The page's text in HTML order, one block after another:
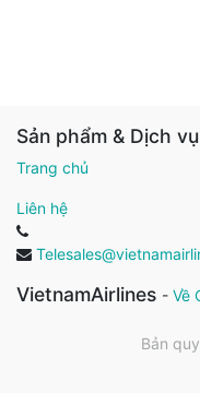
Sản phẩm & Dịch vụ
Trang chủ
Liên hệ
VietnamAirlines - Về
Bản